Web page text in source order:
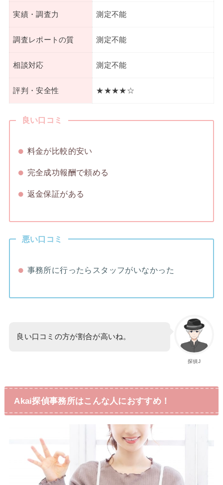
実績・調査力 測定不能
調査レポートの質 測定不能
相談対応 測定不能
評判・安全性 ★★★★☆
良い口コミ
料金が比較的安い
完全成功報酬で頼める
返金保証がある
悪い口コミ
事務所に行ったらスタッフがいなかった
探偵J
良い口コミの方が割合が高いね。
Akai探偵事務所はこんな人におすすめ！